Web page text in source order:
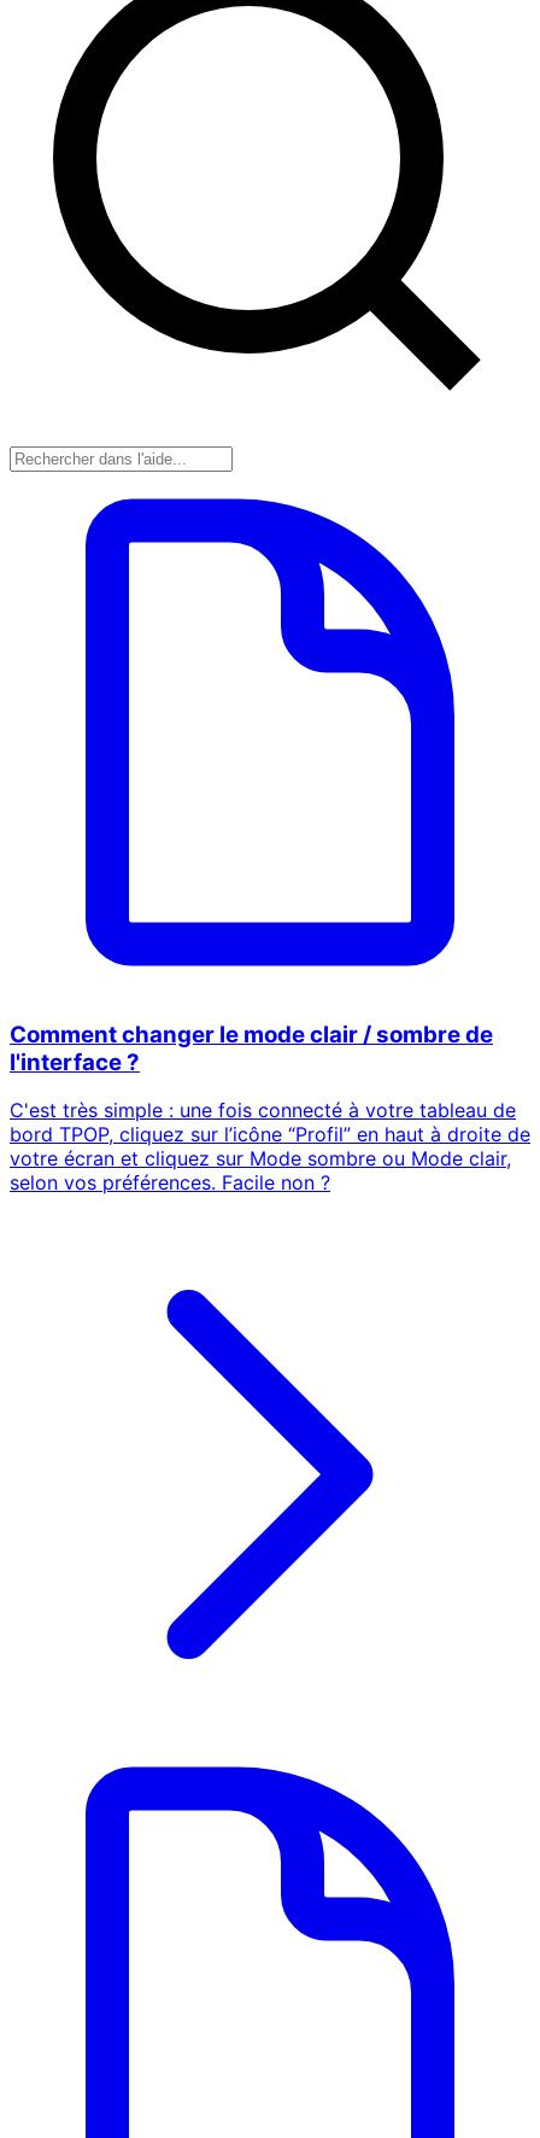
Comment changer le mode clair / sombre de
l'interface ?
C'est très simple : une fois connecté à votre tableau de
bord TPOP, cliquez sur l’icône “Profil” en haut à droite de
votre écran et cliquez sur Mode sombre ou Mode clair,
selon vos préférences. Facile non ?